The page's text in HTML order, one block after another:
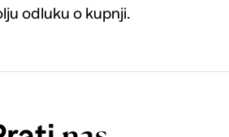
odluku o kupnji.